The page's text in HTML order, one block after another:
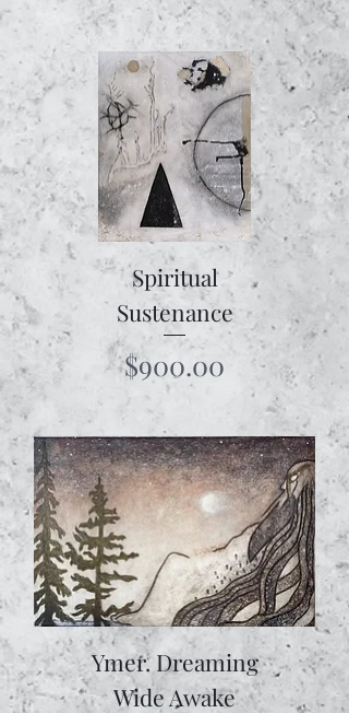
Spiritual
Sustenance
Price
$900.00
Ymer. Dreaming
Wide Awake